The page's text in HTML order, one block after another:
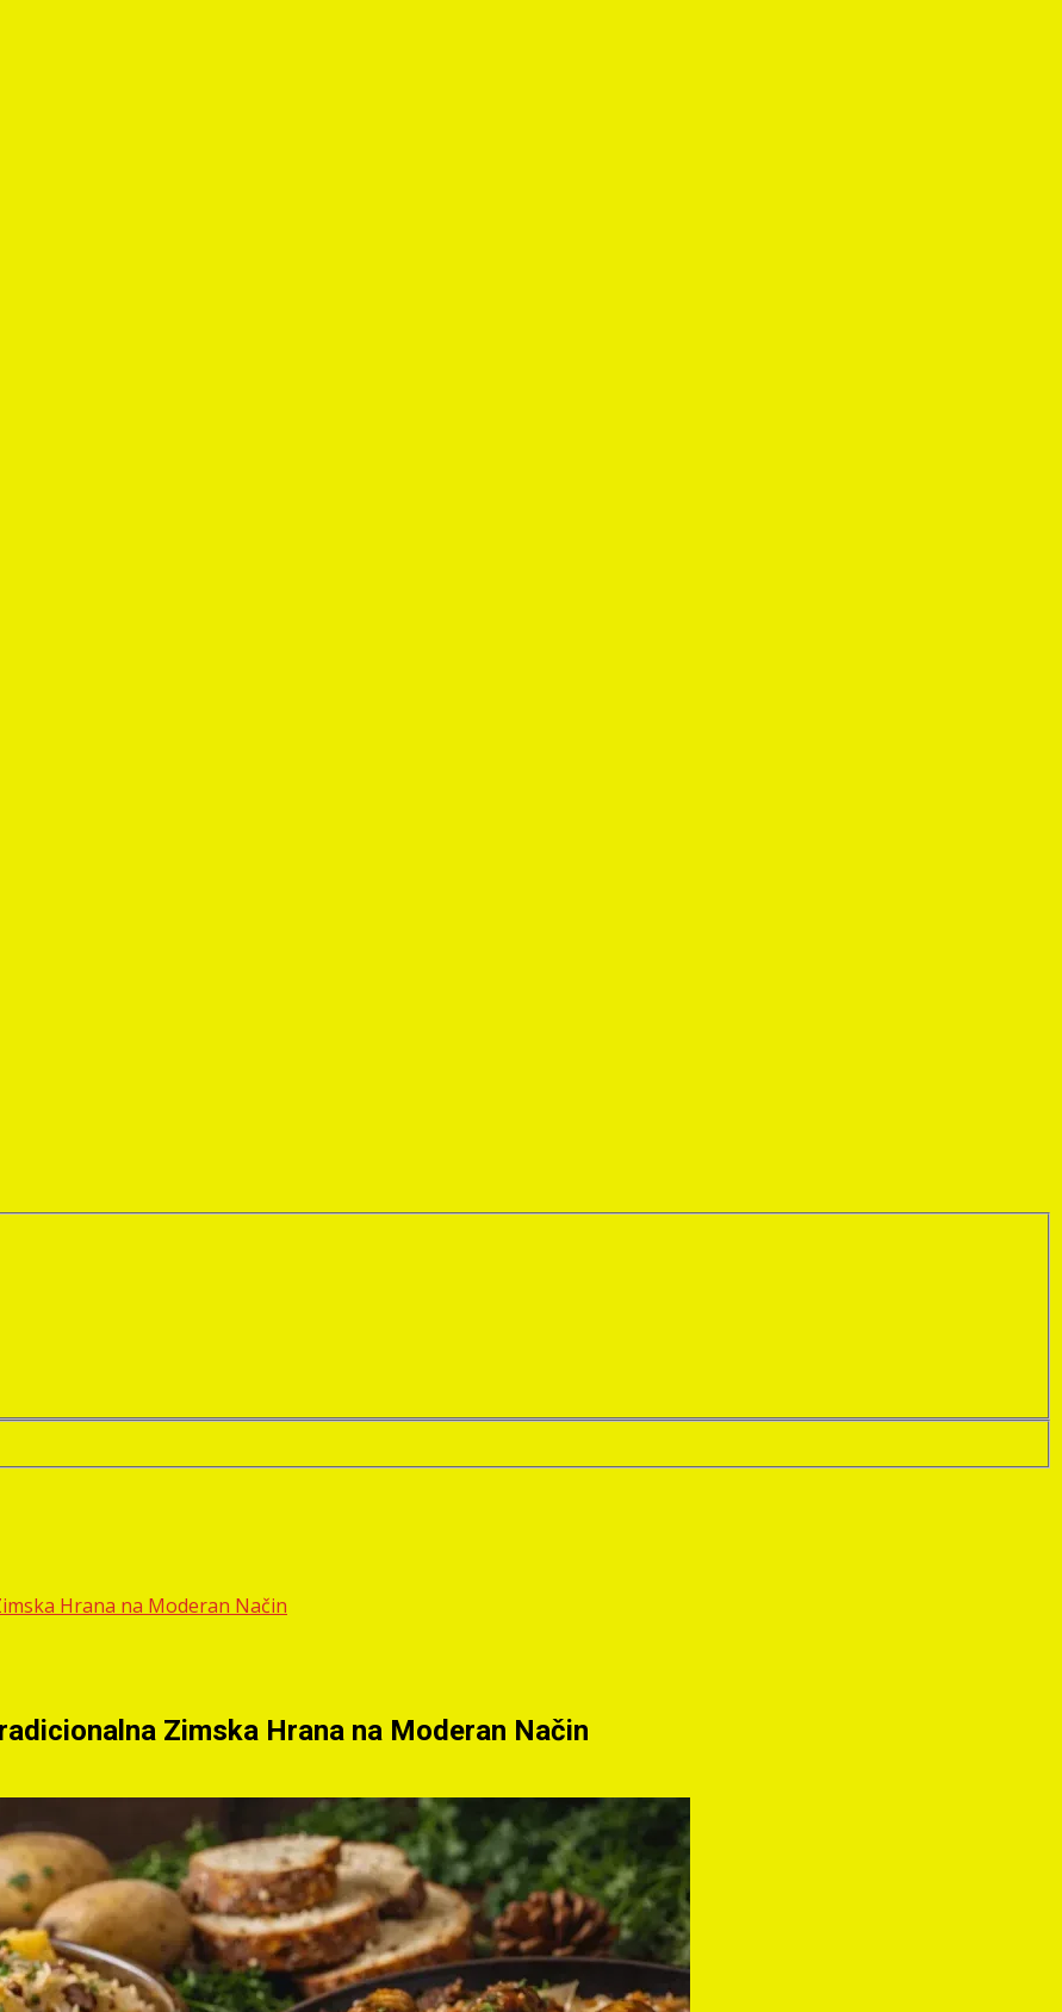
Hrana na Moderan Način
Zimska Hrana na Moderan Način